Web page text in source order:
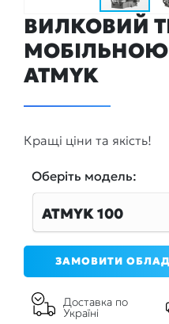
ВИЛКОВИЙ
ATMYK
Кращі ціни та якість!
Оберiть модель:
ATMYK 100
ЗАМОВИТИ
Доставка по
Україні